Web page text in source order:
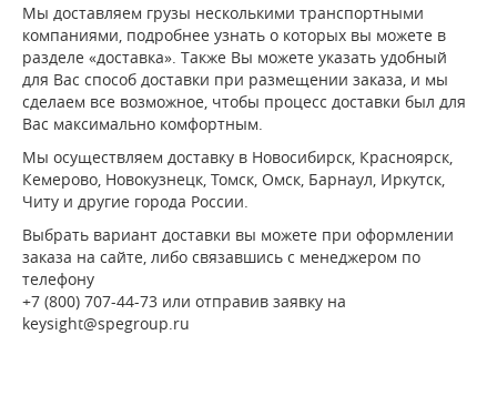
Мы доставляем грузы несколькими транспортными
компаниями, подробнее узнать о которых вы можете в
разделе «доставка». Также Вы можете указать удобный
для Вас способ доставки при размещении заказа, и мы
сделаем все возможное, чтобы процесс доставки был для
Вас максимально комфортным.
Мы осуществляем доставку в Новосибирск, Красноярск,
Кемерово, Новокузнецк, Томск, Омск, Барнаул, Иркутск,
Читу и другие города России.
Выбрать вариант доставки вы можете при оформлении
заказа на сайте, либо связавшись с менеджером по
телефону
+7 (800) 707-44-73 или отправив заявку на
keysight@spegroup.ru